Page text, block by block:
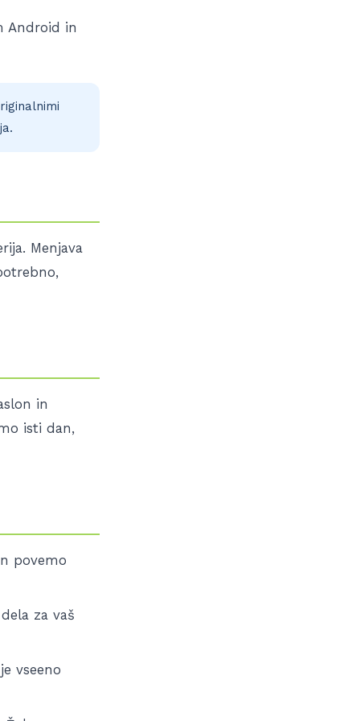
Android in
Menjava
in
isti dan,
povemo
za vaš
vseeno